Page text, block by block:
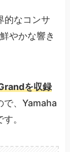
的なコンサ
やかな響き
を収録
で、Yamaha
。